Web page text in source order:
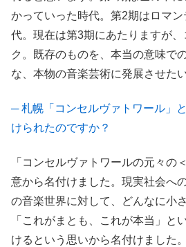
かっていった時代。第2期はロマ
代。現在は第3期にあたりますが
ク。既存のものを、本当の意味で
な、本物の音楽芸術に発展させた
─ 札幌「コンセルヴァトワール」
けられたのですか？
「コンセルヴァトワールの元々の
意から名付けました。現実社会へ
の音楽世界に対して、どんなに小
「これがまとも、これが本当」と
けるという思いから名付けました。